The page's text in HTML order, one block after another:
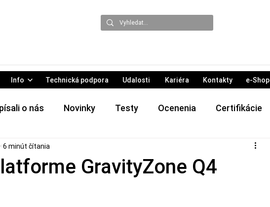
Info Technická podpora Udalosti Kariéra Kontakty e-Shop
o nás Novinky Testy Ocenenia Certifikácie
GravityZone Q4
6 minút čítania